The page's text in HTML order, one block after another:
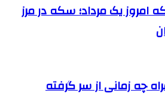
یک مرداد؛ سکه در مرز
چه زمانی از سر گرفته